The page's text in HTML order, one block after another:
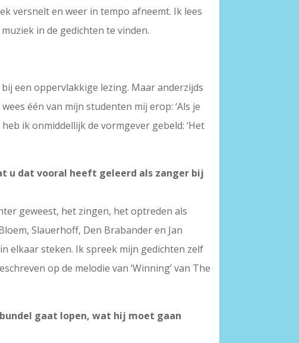
versnelt en weer in tempo afneemt. Ik lees
in de gedichten te vinden.
een oppervlakkige lezing. Maar anderzijds
één van mijn studenten mij erop: ‘Als je
ik onmiddellijk de vormgever gebeld: ‘Het
u dat vooral heeft geleerd als zanger bij
geweest, het zingen, het optreden als
Slauerhoff, Den Brabander en Jan
elkaar steken. Ik spreek mijn gedichten zelf
op de melodie van ‘Winning’ van The
gaat lopen, wat hij moet gaan